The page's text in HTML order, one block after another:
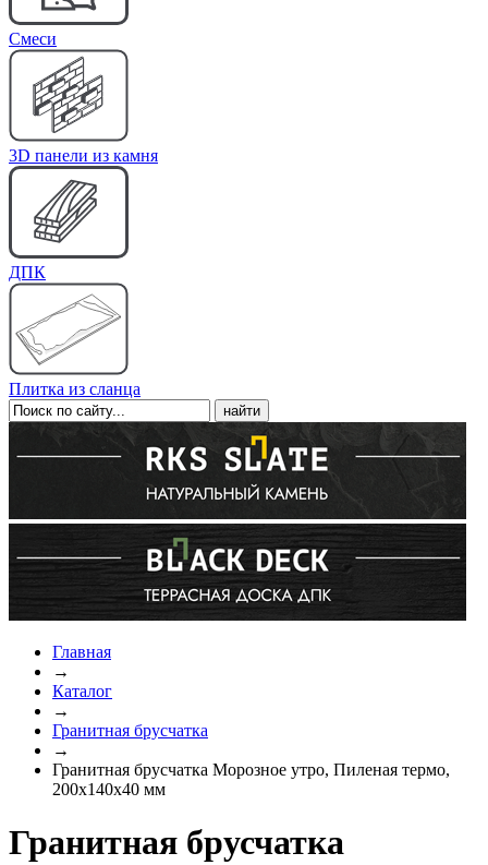
Cмеси
3D панели из камня
ДПК
Плитка из сланца
Главная
→
Каталог
→
Гранитная брусчатка
→
Гранитная брусчатка Морозное утро, Пиленая термо,
200x140х40 мм
Гранитная брусчатка